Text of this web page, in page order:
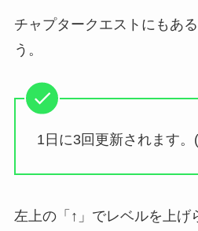
チャプタークエストにもあ
う。
1日に3回更新されます
左上の「↑」でレベルを上げ